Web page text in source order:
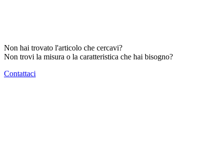
Non hai trovato l'articolo che cercavi?
Non trovi la misura o la caratteristica che hai bisogno?
Contattaci